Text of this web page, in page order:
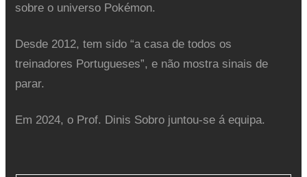
sobre o universo Pokémon.
Desde 2012, tem sido “a casa de todos os
treinadores Portugueses”, e não mostra sinais de
parar.
Em 2024, o Prof. Dinis Sobro juntou-se á equipa.